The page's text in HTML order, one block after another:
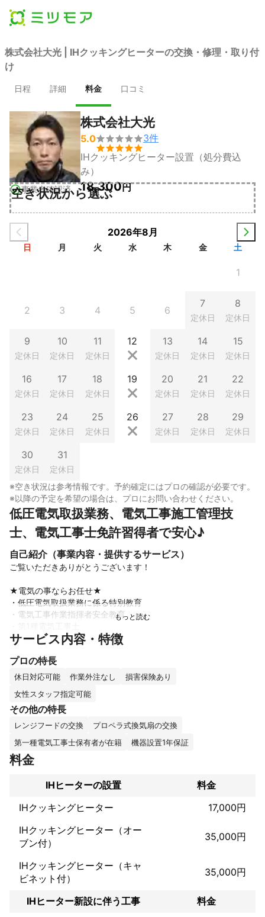
株式会社大光 | IHクッキングヒーターの交換・修理・取り付
け
日程 詳細 料金 口コミ
事業者確認済
株式会社大光
5.0

3件
IHクッキングヒーター設置（処分費込
み）
18,300円
空き状況から選ぶ
2026年8月
日 月 火 水 木 金 土
1
2 3 4 5 6
7
定休日
8
定休日
9
定休日
10
定休日
11
定休日
12 13
定休日
14
定休日
15
定休日
16
定休日
17
定休日
18
定休日
19 20
定休日
21
定休日
22
定休日
23
定休日
24
定休日
25
定休日
26 27
定休日
28
定休日
29
定休日
30
定休日
31
定休日
※空き状況は参考情報です。予約確定にはプロの確認が必要です。
※以降の予定を希望の場合は、プロにお問い合わせください。
低圧電気取扱業務、電気工事施工管理技
士、電気工事士免許習得者で安心♪
自己紹介（事業内容・提供するサービス）
ご覧いただきありがとうございます！
★電気の事ならお任せ★
・低圧電気取扱業務に係る特別教育
・電気工事作業指揮者安全教育
・電気工事施工管理技士
★女性の方へ、男性のみの訪問が不安な方は、土日のみ妻同伴で
お伺いすることも可能です！
◇大手での業務経験も豊富です！
◇岡山市南区からお伺いします。
ご依頼お待ちしております！
これまでの実績
大手防犯設備会社にて職人経験
高圧・低圧引込工事
動力盤・低圧盤の交換
LAN工事
電話工事
電気設備の施工管理
サービス内容・特徴
プロの特長
休日対応可能 作業外注なし
損害保険あり
女性スタッフ指定可能
その他の特長
レンジフードの交換
プロペラ式換気扇の交換
第一種電気工事士保有者が在籍
機器設置1年保証
料金
IHヒーターの設置
料金
IHクッキングヒーター
17,000円
IHクッキングヒーター（オー
ブン付）
35,000円
IHクッキングヒーター（キャ
ビネット付）
35,000円
IHヒーター新設に伴う工事
料金